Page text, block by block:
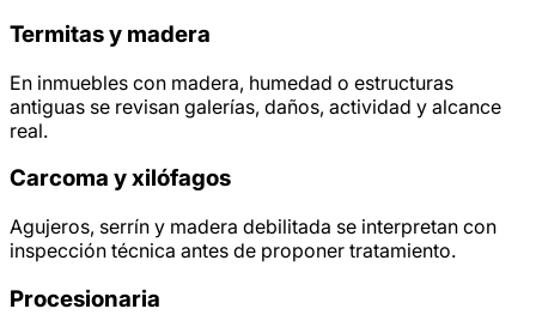
Termitas y madera
En inmuebles con madera, humedad o estructuras
antiguas se revisan galerías, daños, actividad y alcance
real.
Carcoma y xilófagos
Agujeros, serrín y madera debilitada se interpretan con
inspección técnica antes de proponer tratamiento.
Procesionaria